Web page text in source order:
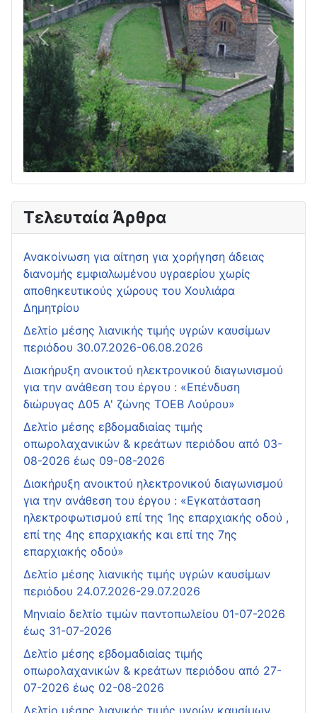
Πίσω
Τελευταία Άρθρα
Ανακοίνωση για αίτηση για χορήγηση άδειας
διανομής εμφιαλωμένου υγραερίου χωρίς
αποθηκευτικούς χώρους του Χουλιάρα
Δημητρίου
Δελτίο μέσης λιανικής τιμής υγρών καυσίμων
περιόδου 30.07.2026-06.08.2026
Διακήρυξη ανοικτού ηλεκτρονικού διαγωνισμού
για την ανάθεση του έργου : «Επένδυση
διώρυγας Δ05 Α' ζώνης ΤΟΕΒ Λούρου»
Δελτίο μέσης εβδομαδιαίας τιμής
οπωρολαχανικών & κρεάτων περιόδου από 03-
08-2026 έως 09-08-2026
Διακήρυξη ανοικτού ηλεκτρονικού διαγωνισμού
για την ανάθεση του έργου : «Εγκατάσταση
ηλεκτροφωτισμού επί της 1ης επαρχιακής οδού ,
επί της 4ης επαρχιακής και επί της 7ης
επαρχιακής οδού»
Δελτίο μέσης λιανικής τιμής υγρών καυσίμων
περιόδου 24.07.2026-29.07.2026
Μηνιαίο δελτίο τιμών παντοπωλείου 01-07-2026
έως 31-07-2026
Δελτίο μέσης εβδομαδιαίας τιμής
οπωρολαχανικών & κρεάτων περιόδου από 27-
07-2026 έως 02-08-2026
Δελτίο μέσης λιανικής τιμής υγρών καυσίμων